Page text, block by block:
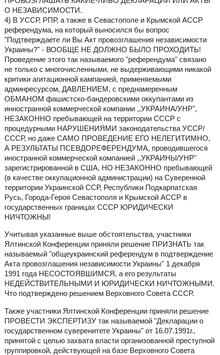
О НЕЗАВИСИМОСТИ.
4) В УССР, РПР, а также в Севастополе и Крымской АССР
референдума, на который выносился бы вопрос
"Подтверждаете ли Вы Акт провозглашения независимости
Украины?" - ВООБЩЕ НЕ ДОЛЖНО БЫЛО ПРОХОДИТЬ!
Проведение этого так называемого "референдума" связано
не только с многочисленными, не выдерживающими никакой
критики агитационной кампанией, применяемыми
админресурсом, ДАВЛЕНИЕМ, с преднамеренным
ОБМАНОМ фашистско-бандеровскими оккупантами из
инностранной коммерческой компании ,,УКРАИНА/УНР",
НЕЗАКОННО пребывающей на территории СССР с
процедурными НАРУШЕНИЯМИ законодательства УССР/
СССР, но даже САМО ПРОВЕДЕНИЕ ЕГО НЕЛЕГИТИМНО,
А РЕЗУЛЬТАТЫ ПСЕВДОРЕФЕРЕНДУМА, проводившегося
иностранной коммерческой компанией ,,УКРАИНЫ/УНР"
зарегистрированной в США, НО НЕЗАКОННО пребывающей
(в качестве оккупационной администрации) на Суверенной
территории Украинской ССР, Республики Подкарпатская
Русь, Города-Героя Севастополя и Крымской АССР в
государственных границах СССР ЮРИДИЧЕСКИ
НИЧТОЖНЫ!
Учитывая указанные выше обстоятельства, участники
Ялтинской Конференции приняли решение ПРИЗНАТЬ так
называемый "общеукраинский референдум в подтверждение
Акта провозглашения независимости Украины" 1 декабря
1991 года НЕСОСТОЯВШИМСЯ, а его результаты
НЕДЕЙСТВИТЕЛЬНЫМИ И ЮРИДИЧЕСКИ НИЧТОЖНЫМИ.
Что подтверждено решением Верховного Совета СССР.
Также участники Ялтинской Конференции приняли решение
ПРОВЕСТИ ЭКСПЕРТИЗУ так называемой "Декларации о
государственном суверенитете Украины" от 16.07.1991г.,
принятой с целью захвата власти организованной преступной
группировкой, действующей на базе Верховного Совета